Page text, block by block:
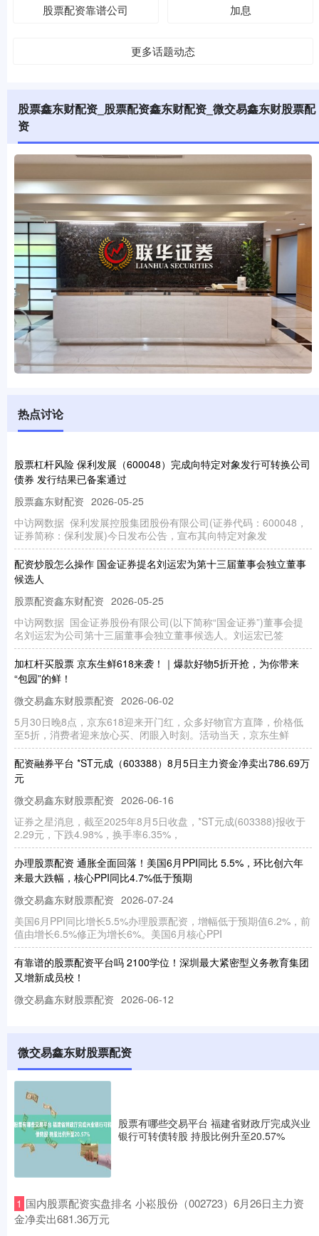
股票配资靠谱公司 加息
更多话题动态
股票鑫东财配资_股票配资鑫东财配资_微交易鑫东财股票配
资
热点讨论
股票杠杆风险 保利发展（600048）完成向特定对象发行可转换公司
债券 发行结果已备案通过
股票鑫东财配资 2026-05-25
中访网数据 保利发展控股集团股份有限公司(证券代码：600048，
证券简称：保利发展)今日发布公告，宣布其向特定对象发
配资炒股怎么操作 国金证券提名刘运宏为第十三届董事会独立董事
候选人
股票配资鑫东财配资 2026-05-25
中访网数据 国金证券股份有限公司(以下简称“国金证券”)董事会提
名刘运宏为公司第十三届董事会独立董事候选人。刘运宏已签
加杠杆买股票 京东生鲜618来袭！｜爆款好物5折开抢，为你带来
“包园”的鲜！
微交易鑫东财股票配资 2026-06-02
5月30日晚8点，京东618迎来开门红，众多好物官方直降，价格低
至5折，消费者迎来放心买、闭眼入时刻。活动当天，京东生鲜
配资融券平台 *ST元成（603388）8月5日主力资金净卖出786.69万
元
微交易鑫东财股票配资 2026-06-16
证券之星消息，截至2025年8月5日收盘，*ST元成(603388)报收于
2.29元，下跌4.98%，换手率6.35%，
办理股票配资 通胀全面回落！美国6月PPI同比 5.5%，环比创六年
来最大跌幅，核心PPI同比4.7%低于预期
微交易鑫东财股票配资 2026-07-24
美国6月PPI同比增长5.5%办理股票配资，增幅低于预期值6.2%，前
值由增长6.5%修正为增长6%。美国6月核心PPI
有靠谱的股票配资平台吗 2100学位！深圳最大紧密型义务教育集团
又增新成员校！
微交易鑫东财股票配资 2026-06-12
学校
网上配资炒股公司 邯郸金融监管分局关于王丽波、张晶、董军辉广
平县农村信用合作联社副主任任职资格的批复
股票配资鑫东财配资
2026年05月21日，邯郸金融监管分局关于王丽波、张晶、董军辉广
平县农村信用合作联社副主任任职资格的批复。 公告内容如
金融安全股票配资 地方国资，“争抢”存储企业
股票配资鑫东财配资 2026-07-10
转自：中国新闻周刊 中国新闻周刊记者：王诗涵 发于2026.6.1总第
微交易鑫东财股票配资
股票有哪些交易平台 福建省财政厅完成兴业
银行可转债转股 持股比例升至20.57%
1 ​国内股票配资实盘排名 小崧股份（002723）6月26日主力资
金净卖出681.36万元